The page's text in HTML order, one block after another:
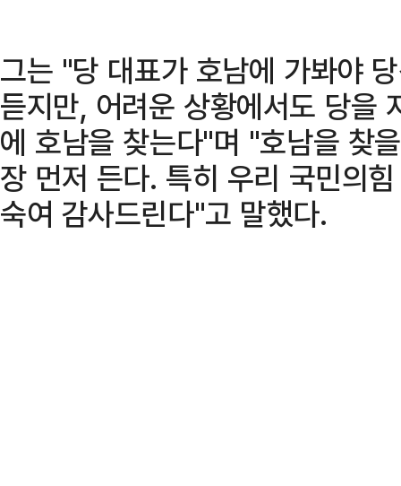
그는 "당 대표가 호남에 가봐야
듣지만, 어려운 상황에서도 당을
에 호남을 찾는다"며 "호남을 찾
장 먼저 든다. 특히 우리 국민의
숙여 감사드린다"고 말했다.